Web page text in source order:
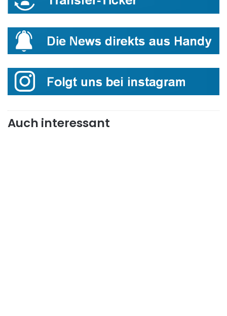
Auch interessant